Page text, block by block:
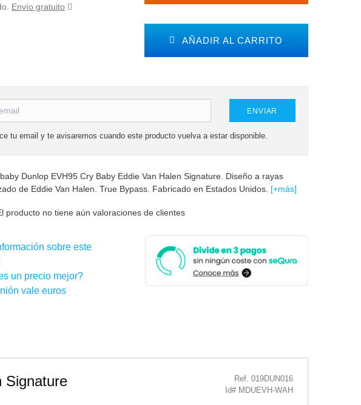
Envío gratuito
AÑADIR AL CARRITO
ENVIAR
tu email y te avisaremos cuando este producto vuelva a estar disponible.
Dunlop EVH95 Cry Baby Eddie Van Halen Signature. Diseño a rayas
de Eddie Van Halen. True Bypass. Fabricado en Estados Unidos. [+más]
producto no tiene aún valoraciones de clientes
sobre este
un precio mejor?
vale euros
Signature
Ref. 019DUN016
Id# MDUEVH-WAH